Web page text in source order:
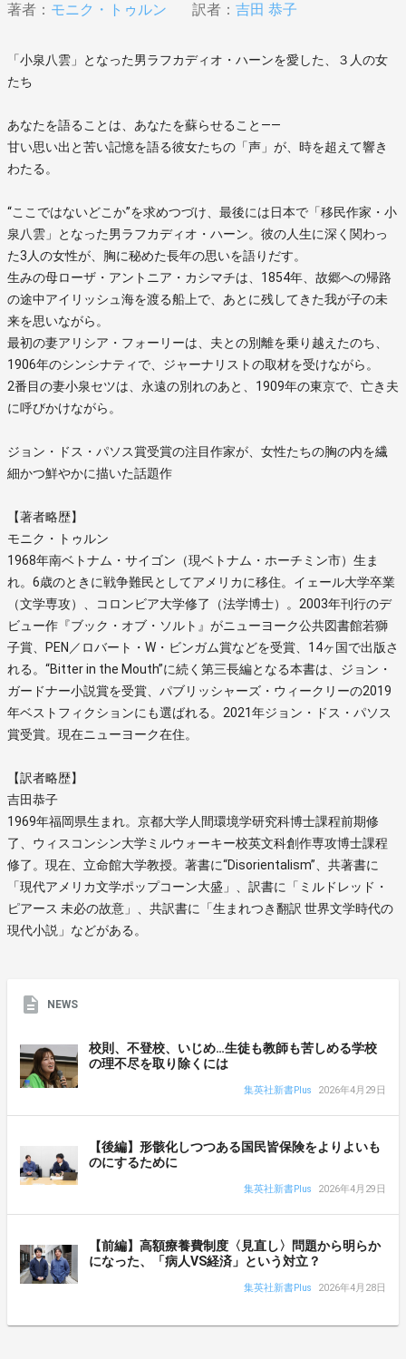
著者： モニク・トゥルン 訳者： 吉田 恭子
「小泉八雲」となった男ラフカディオ・ハーンを愛した、３人の女
たち
あなたを語ることは、あなたを蘇らせること――
甘い思い出と苦い記憶を語る彼女たちの「声」が、時を超えて響き
わたる。
“ここではないどこか”を求めつづけ、最後には日本で「移民作家・小
泉八雲」となった男ラフカディオ・ハーン。彼の人生に深く関わっ
た3人の女性が、胸に秘めた長年の思いを語りだす。
生みの母ローザ・アントニア・カシマチは、1854年、故郷への帰路
の途中アイリッシュ海を渡る船上で、あとに残してきた我が子の未
来を思いながら。
最初の妻アリシア・フォーリーは、夫との別離を乗り越えたのち、
1906年のシンシナティで、ジャーナリストの取材を受けながら。
2番目の妻小泉セツは、永遠の別れのあと、1909年の東京で、亡き夫
に呼びかけながら。
ジョン・ドス・パソス賞受賞の注目作家が、女性たちの胸の内を繊
細かつ鮮やかに描いた話題作
【著者略歴】
モニク・トゥルン
1968年南ベトナム・サイゴン（現ベトナム・ホーチミン市）生ま
れ。6歳のときに戦争難民としてアメリカに移住。イェール大学卒業
（文学専攻）、コロンビア大学修了（法学博士）。2003年刊行のデ
ビュー作『ブック・オブ・ソルト』がニューヨーク公共図書館若獅
子賞、PEN／ロバート・W・ビンガム賞などを受賞、14ヶ国で出版さ
れる。“Bitter in the Mouth”に続く第三長編となる本書は、ジョン・
ガードナー小説賞を受賞、パブリッシャーズ・ウィークリーの2019
年ベストフィクションにも選ばれる。2021年ジョン・ドス・パソス
賞受賞。現在ニューヨーク在住。
【訳者略歴】
吉田恭子
1969年福岡県生まれ。京都大学人間環境学研究科博士課程前期修
了、ウィスコンシン大学ミルウォーキー校英文科創作専攻博士課程
修了。現在、立命館大学教授。著書に“Disorientalism”、共著書に
「現代アメリカ文学ポップコーン大盛」、訳書に「ミルドレッド・
ピアース 未必の故意」、共訳書に「生まれつき翻訳 世界文学時代の
現代小説」などがある。
NEWS
校則、不登校、いじめ…生徒も教師も苦しめる学校
の理不尽を取り除くには
集英社新書Plus 2026年4月29日
【後編】形骸化しつつある国民皆保険をよりよいも
のにするために
集英社新書Plus 2026年4月29日
【前編】高額療養費制度〈見直し〉問題から明らか
になった、「病人VS経済」という対立？
集英社新書Plus 2026年4月28日